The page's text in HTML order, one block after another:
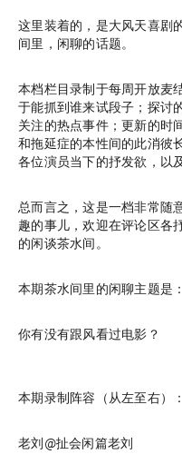
这里装着的，是大风天喜剧
间里，闲聊的话题。
本档栏目录制于每周开放麦
于能抓到谁来试段子；探讨
关注的热点事件；更新的时
和拖延症的本性间的此消彼
各位演员当下的抒发欲，以
总而言之，这是一档非常随
趣的事儿，欢迎在评论区各
的闲谈茶水间。
本期茶水间里的闲聊主题是：
你有没有跟风看过电影？
本期录制阵容（从左至右）：
老刘@扯会闲篇老刘